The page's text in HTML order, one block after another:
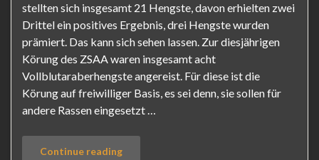
stellten sich insgesamt 21 Hengste, davon erhielten zwei
Drittel ein positives Ergebnis, drei Hengste wurden
prämiert. Das kann sich sehen lassen. Zur diesjährigen
Körung des ZSAA waren insgesamt acht
Vollblutaraberhengste angereist. Für diese ist die
Körung auf freiwilliger Basis, es sei denn, sie sollen für
andere Rassen eingesetzt …
Continue reading